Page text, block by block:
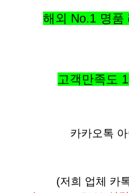
해외 No.1 명품
고객만족도
카카오톡
(저희 업체 카